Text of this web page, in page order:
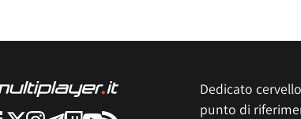
Dedicato
punto di